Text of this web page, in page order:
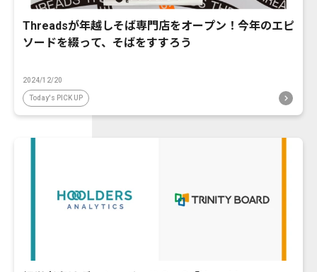
Threadsが年越しそば専門店をオープン！今年のエピ
ソードを綴って、そばをすすろう
2024/12/20
Today's PICK UP